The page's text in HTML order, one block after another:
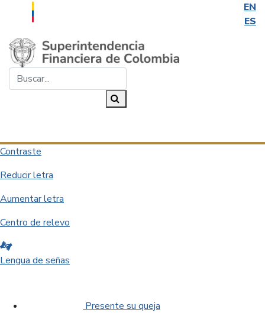
EN
ES
Saltar al contenido principal
Contraste
Reducir letra
Aumentar letra
Centro de relevo
Lengua de señas
Presente su queja